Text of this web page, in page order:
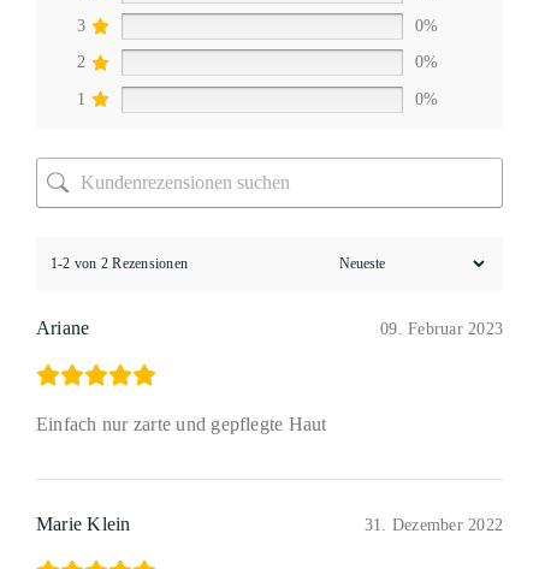
3 0%
2 0%
1 0%
1-2 von 2 Rezensionen
Ariane 09. Februar 2023
Einfach nur zarte und gepflegte Haut
Marie Klein 31. Dezember 2022